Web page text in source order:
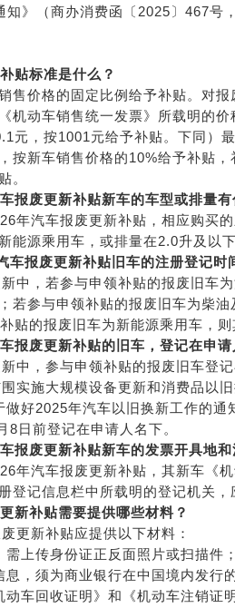
知》（商办消费函〔2025〕467号
贴标准是什么 ？
售价格的固定比例给予补贴。对
机动车销售统一发票》所载明的
元，按1001元给予补贴。下同）
按新车销售价格的10%给予补贴
。
报废更新补贴新车的车型或排量有
年汽车报废更新补贴，相应购买
能源乘用车，或排量在2.0升及以
车报废更新补贴旧车的注册登记时
中，若参与申领补贴的报废旧车
若参与申领补贴的报废旧车为柴
贴的报废旧车为新能源乘用车，
报废更新补贴的 旧车 ，登记在申
中，参与申领补贴的报废旧车登
实施大规模设备更新和消费品以
做好2025年汽车以旧换新工作的
8日前登记在申请人名下。
报废更新补贴新车的发票开具地
年汽车报废更新补贴，其新车《
登记信息栏中所载明的登记机关
新补贴需要提供哪些材料？
更新补贴应提供以下材料：
需上传身份证正反面照片或扫描件；
息，须为商业银行在中国境内发行
动车回收证明》和《机动车注销证